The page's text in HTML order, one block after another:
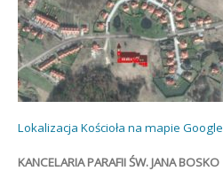
Lokalizacja Kościoła na mapie Google
KANCELARIA PARAFII ŚW. JANA BOSKO